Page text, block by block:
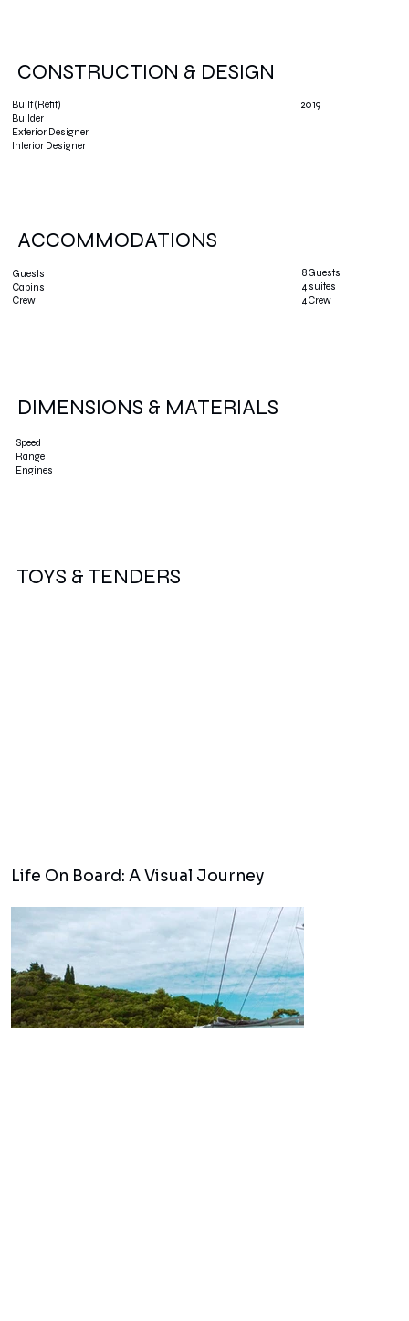
CONSTRUCTION & DESIGN
Built (Refit)
Builder
Exterior Designer
Interior Designer
2019
ACCOMMODATIONS
Guests
Cabins
Crew
8 Guests
4 suites
4 Crew
DIMENSIONS & MATERIALS
Speed
Range
Engines
TOYS & TENDERS
Life On Board: A Visual Journey